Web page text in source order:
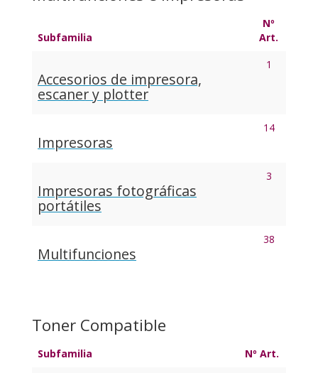
Subfamilia
Nº
Art.
Accesorios de impresora,
escaner y plotter
1
Impresoras
14
Impresoras fotográficas
portátiles
3
Multifunciones
38
Toner Compatible
Subfamilia Nº Art.